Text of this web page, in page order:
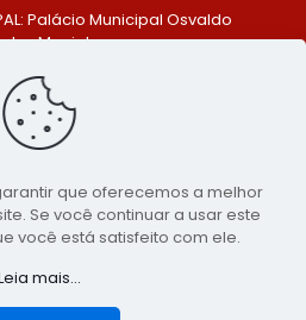
Palácio Municipal Osvaldo
Maciel
Una - PE. CEP: 553370-128
(81) 99548-1569
de Comunicação da
Bento do Una - PE
- Agência Digital
que oferecemos a melhor
Se você continuar a usar este
você está satisfeito com ele.
mais...